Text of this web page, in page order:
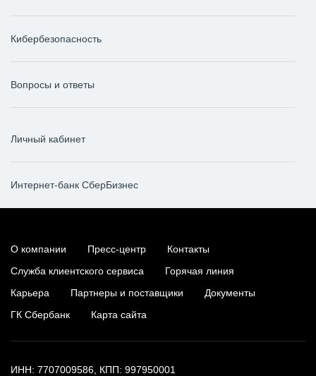
Кибербезопасность
Вопросы и ответы
Личный кабинет
Интернет-банк СберБизнес
О компании Пресс-центр
Контакты
Служба клиентского сервиса
Горячая линия
Карьера
Партнеры и поставщики
Документы
ГК Сбербанк
Карта сайта
ИНН: 7707009586, КПП: 997950001